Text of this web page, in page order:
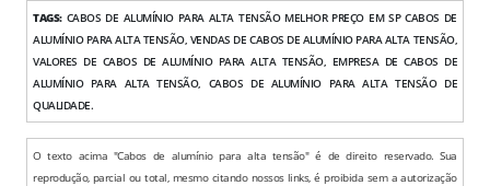
TAGS:CABOS DE ALUMÍNIO PARA ALTA TENSÃO MELHOR PREÇO EM SP CABOS DE
ALUMÍNIO PARA ALTA TENSÃO, VENDAS DE CABOS DE ALUMÍNIO PARA ALTA TENSÃO,
VALORES DE CABOS DE ALUMÍNIO PARA ALTA TENSÃO, EMPRESA DE CABOS DE
ALUMÍNIO PARA ALTA TENSÃO, CABOS DE ALUMÍNIO PARA ALTA TENSÃO DE
QUALIDADE.
O texto acima "Cabos de alumínio para alta tensão" é de direito reservado. Sua
reprodução, parcial ou total, mesmo citando nossos links, é proibida sem a autorização